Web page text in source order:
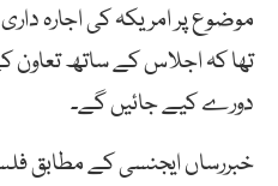
موضوع پر امریکہ کی اجارہ داری
تھا کہ اجلاس کے ساتھ
دورے کیے جائیں گے۔
خبررساں ایجنسی کے مطابق